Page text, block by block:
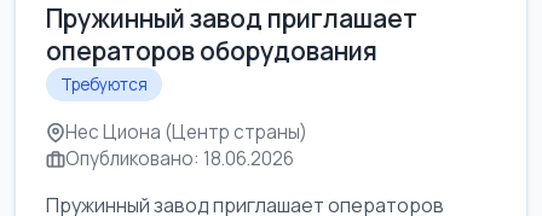
Пружинный завод приглашает
операторов оборудования
Требуются
Нес Циона (Центр страны)
Опубликовано: 18.06.2026
Пружинный завод приглашает операторов